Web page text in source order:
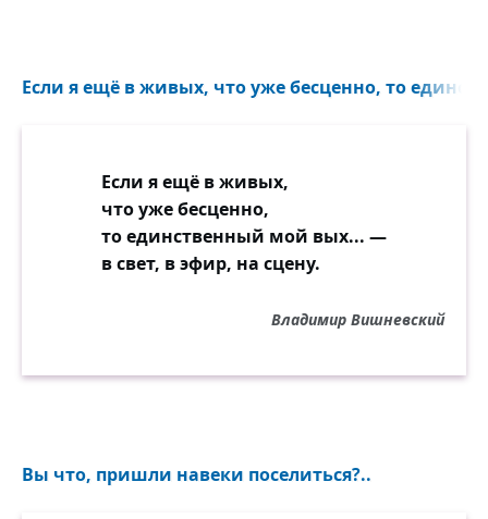
Если я ещё в живых, что уже бесценно, то
Если я ещё в живых,
что уже бесценно,
то единственный мой вых... —
в свет, в эфир, на сцену.
Владимир Вишневский
Вы что, пришли навеки поселиться?..